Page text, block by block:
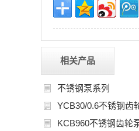
相关产品
不锈钢泵系列
YCB30/0.6不锈钢齿
KCB960不锈钢齿轮